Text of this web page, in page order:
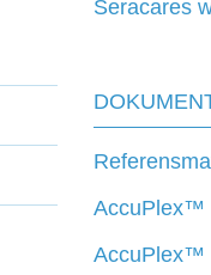
Seracares
AccuPlex™
AccuPlex™